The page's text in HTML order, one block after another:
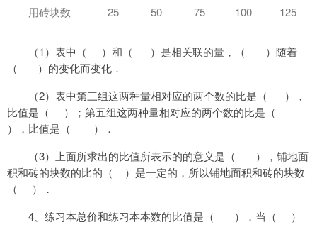
用砖块数 25 50 75 100 125
（1 ）表中（ ）和（ ）是相关联的量，（
）随着
（
）的变化而变化．
（2）表中第三组这两种量相对应的两个数的比是（
），
比值是（
）；第五组这两种量相对应的两个数的比是（
），比值是（
）．
（3）上面所求出的比值所表示的的意义是（
），铺地面
积和砖的块数的比的（
）是一定的，所以铺地面积和砖的块数
（
）．
4 、练习本总价和练习本本数的比值是（ ）．当（
）